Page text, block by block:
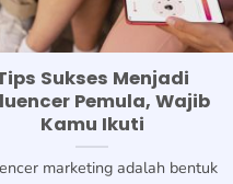
Sukses Menjadi
Pemula, Wajib
Kamu Ikuti
marketing adalah bentuk